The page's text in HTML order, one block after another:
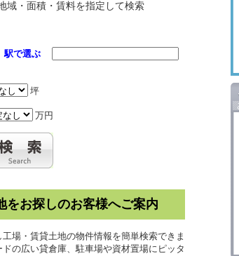
域・面積・賃料を指定して検索
駅で選ぶ
坪
万円
をお探しのお客様へご案内
場・賃貸土地の物件情報を簡単検索できま
の広い貸倉庫、駐車場や資材置場にピッタ